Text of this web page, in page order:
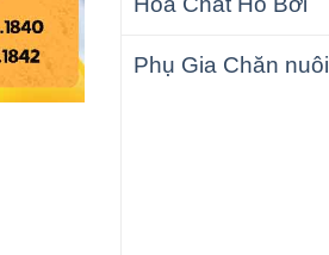
Phụ Gia Chăn nuôi